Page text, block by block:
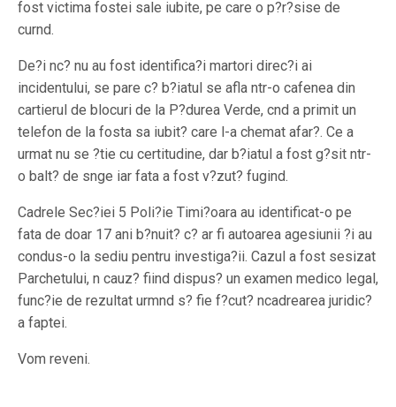
fost victima fostei sale iubite, pe care o p?r?sise de
curnd.
De?i nc? nu au fost identifica?i martori direc?i ai
incidentului, se pare c? b?iatul se afla ntr-o cafenea din
cartierul de blocuri de la P?durea Verde, cnd a primit un
telefon de la fosta sa iubit? care l-a chemat afar?. Ce a
urmat nu se ?tie cu certitudine, dar b?iatul a fost g?sit ntr-
o balt? de snge iar fata a fost v?zut? fugind.
Cadrele Sec?iei 5 Poli?ie Timi?oara au identificat-o pe
fata de doar 17 ani b?nuit? c? ar fi autoarea agesiunii ?i au
condus-o la sediu pentru investiga?ii. Cazul a fost sesizat
Parchetului, n cauz? fiind dispus? un examen medico legal,
func?ie de rezultat urmnd s? fie f?cut? ncadrearea juridic?
a faptei.
Vom reveni.